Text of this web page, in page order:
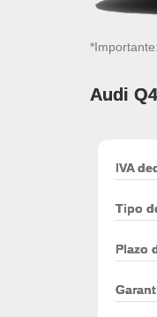
Audi
IVA
Tipo
Plazo